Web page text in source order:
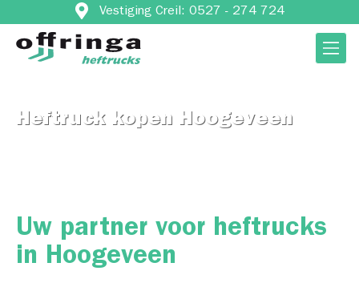
Vestiging Creil: 0527 - 274 724
Heftruck kopen Hoogeveen
Uw partner voor heftrucks
in Hoogeveen